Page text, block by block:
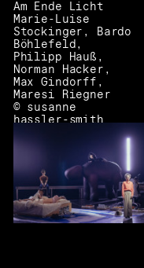
Am Ende Licht
Marie-Luise
Stockinger, Bardo
Böhlefeld,
Philipp Hauß,
Norman Hacker,
Max Gindorff,
Maresi Riegner
© susanne
hassler-smith